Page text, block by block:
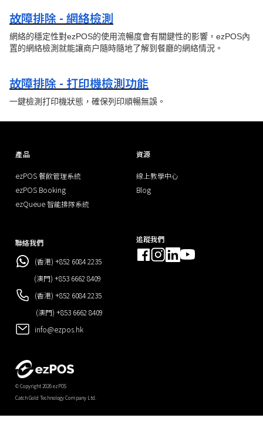
故障排除 - 網絡檢測
網絡的穩定性對ezPOS的使用流暢度會有關鍵性的影響，ezPOS內
置的網絡檢測就能讓商户隨時隨地了解到餐廳的網絡情況。
故障排除 - 打印機檢測功能
一鍵檢測打印機狀態，確保列印順暢無誤。
© Copyright 2026 ezPOS
Catch Gold Technology Company Ltd.
產品
ezPOS 餐飲管理系統
ezPOS Booking
ezQueue 智能排隊系統
資源
線上教學中心
Blog
聯絡我們
(香港) +852 6084 2235
(澳門) +853 6662 8409
(香港) +852 6084 2235
(澳門) +853 6662 8409
info@ezpos.hk
追蹤我們